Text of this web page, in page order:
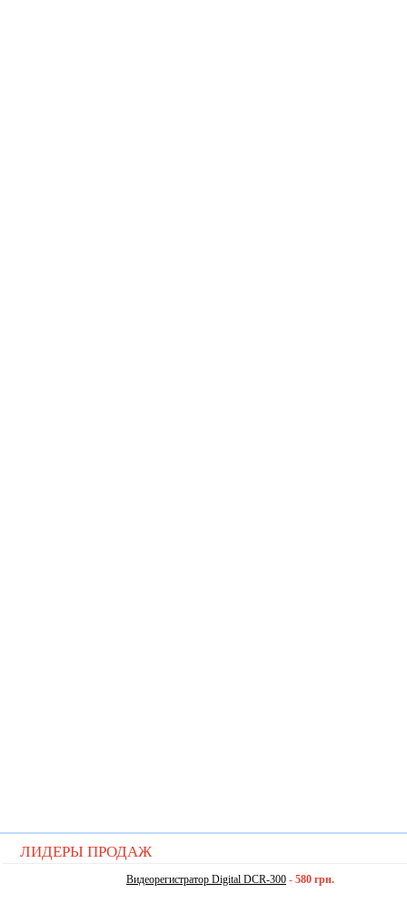
ЛИДЕРЫ ПРОДАЖ
Видеорегистратор Digital DCR-300 - 580 грн.